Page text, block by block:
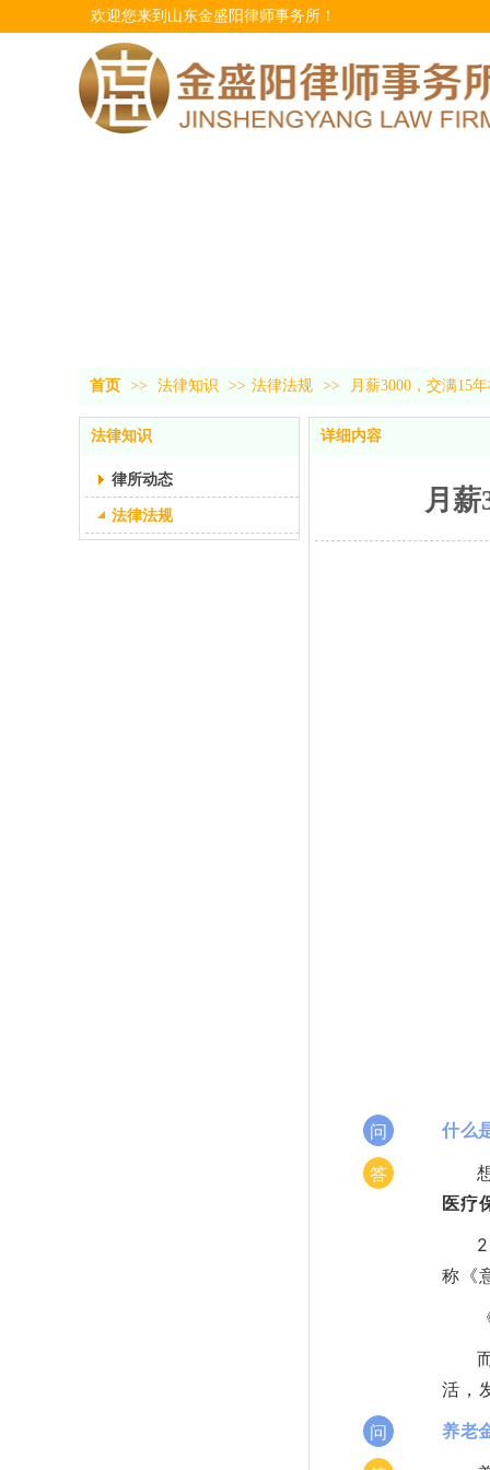
欢迎您来到 山东金盛阳律师事务所 ！
首页 >> 法律知识 >> 法律法规 >> 月薪3000，交满15
法律知识
律所动态
法律法规
详细内容
月
问
什么
答
医疗
称《
活，
问
养老